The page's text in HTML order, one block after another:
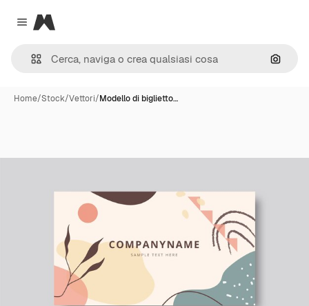
Close menu
Magnific
Cerca
Home/Stock/Vettori/Modello di biglietto…